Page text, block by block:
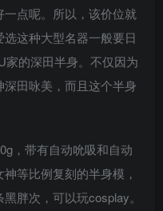
点呢。所以，该价位就
这种大型名器一般要日
的深田半身。不仅因为
田咏美，而且这个半身
，带有自动吮吸和自动
等比例复刻的半身模，
胖次，可以玩cosplay。